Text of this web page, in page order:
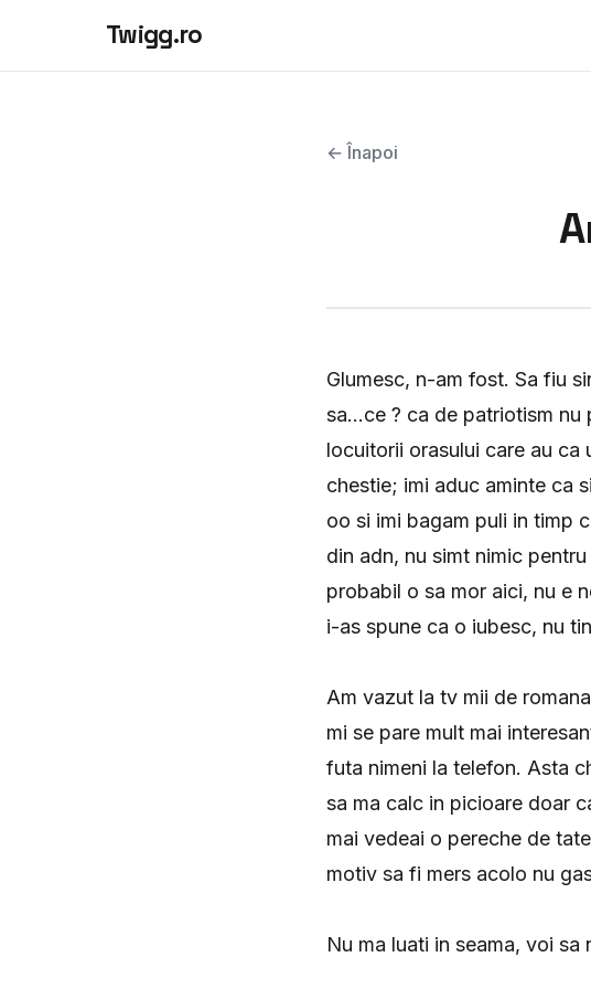
Twigg.ro
← Înapoi
Glumesc, n-am fost. Sa fiu
sa...ce ? ca de patriotism
locuitorii orasului care au ca
chestie; imi aduc aminte ca
oo si imi bagam puli in timp
din adn, nu simt nimic
probabil o sa mor aici, nu e
i-as spune ca o iubesc, nu
Am vazut la tv mii de
mi se pare mult mai
futa nimeni la telefon. Asta
sa ma calc in picioare doar
mai vedeai o pereche de
motiv sa fi mers acolo nu
Nu ma luati in seama, voi sa